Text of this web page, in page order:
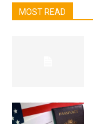
MOST READ